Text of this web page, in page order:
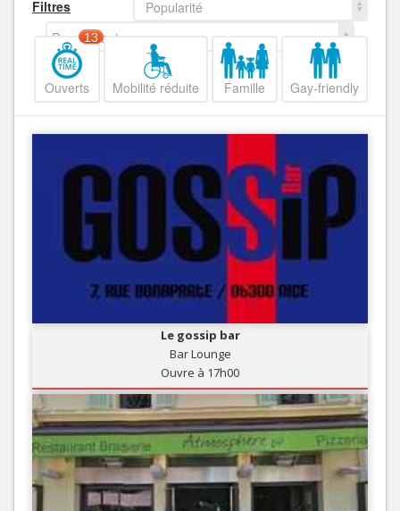
Filtres
Popularité
Decroissant
Ouverts
13
Mobilité réduite Famille Gay-friendly
Le gossip bar
Bar Lounge
Ouvre à 17h00